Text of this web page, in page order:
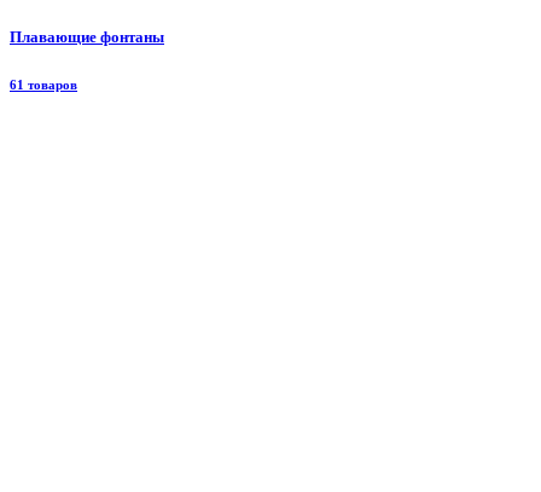
Плавающие фонтаны
61 товаров